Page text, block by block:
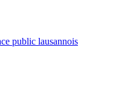
public lausannois